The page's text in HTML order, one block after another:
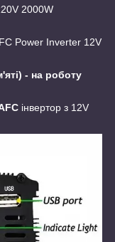
2000W
Power Inverter 12V
- на роботу
інвертор з 12V